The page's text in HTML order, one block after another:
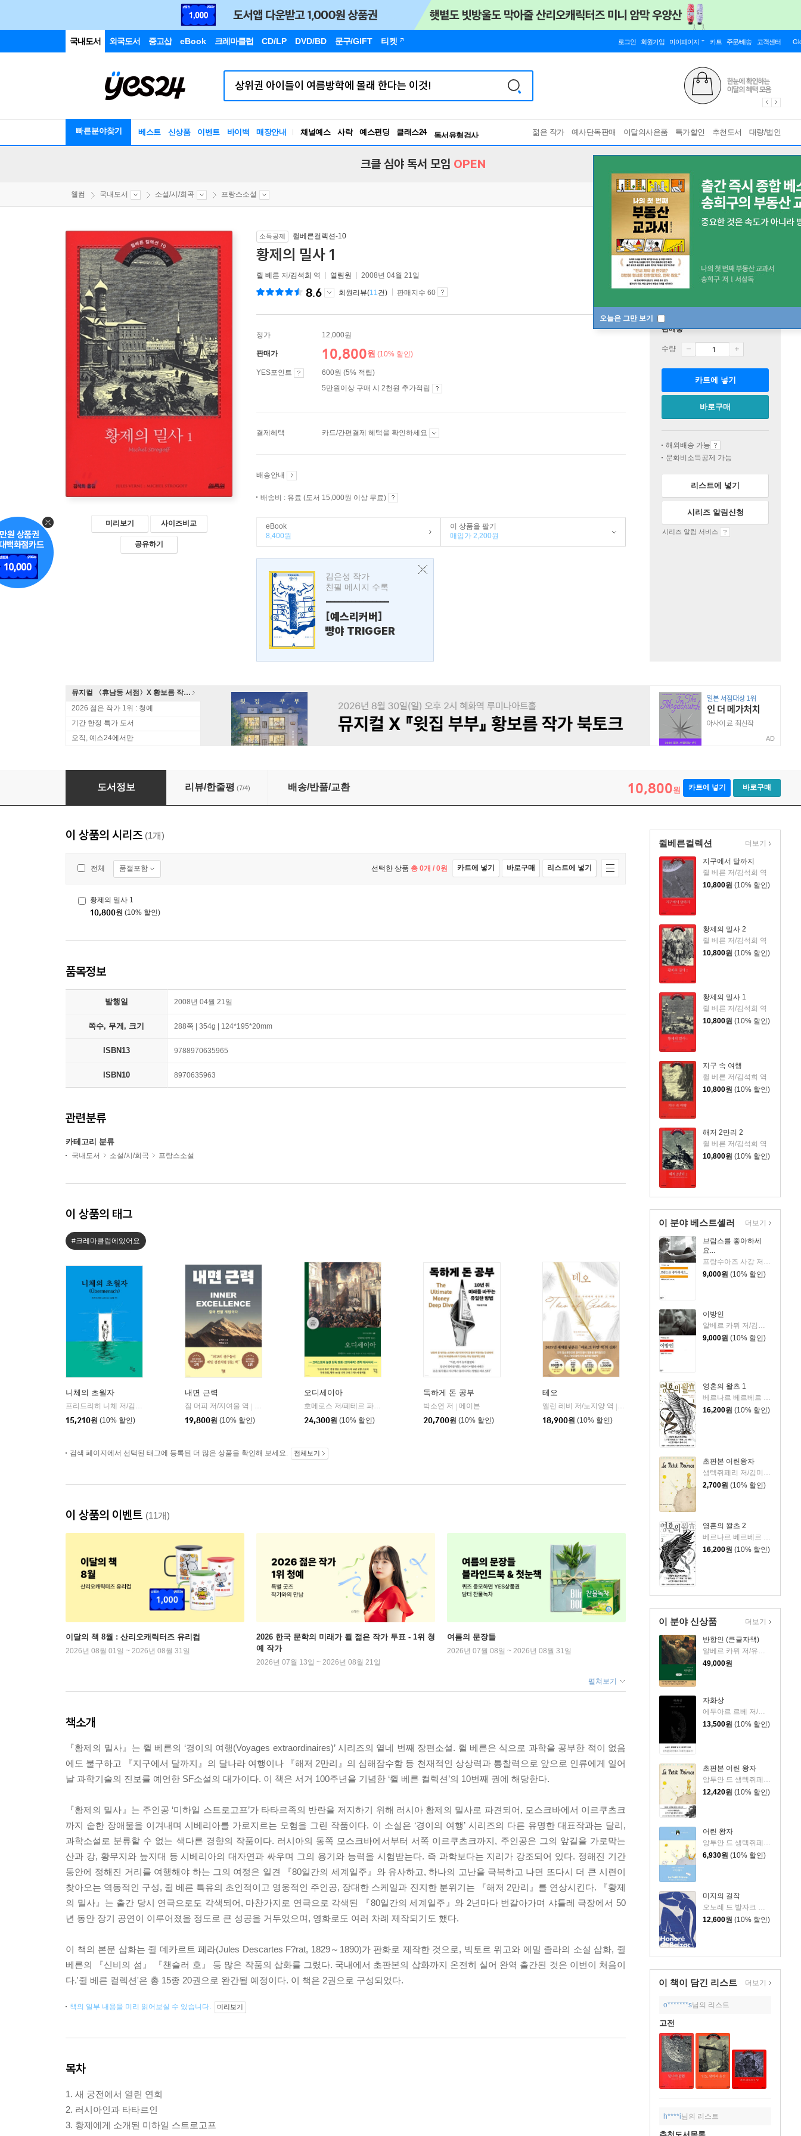
국내도서 외국도서 중고샵 eBook 크레마클럽 CD/LP DVD/BD 문구/GIFT 티켓 로그인 회원가입 마이페이지 카트 주문/배송 고객센터
빠른분야찾기 베스트 신상품 이벤트 바이백 매장안내 채널예스 사락 예스펀딩 클래스24
독서유형검사
RBTI Lab
젊은 작가 예사단독판매 이달의사은품 특가할인 추천도서 대량/법인
오늘은 그만 보기
크클 심야 독서 모임 OPEN
웰컴 국내도서 소설/시/희곡 프랑스소설
미리보기 사이즈비교
공유하기
소득공제 쥘베른컬렉션-10
황제의 밀사 1
쥘 베른 저/김석희 역 열림원 2008년 04월 21일
8.6 회원리뷰(11건) 판매지수 60
정가 12,000원
판매가 10,800원 (10% 할인)
YES포인트
600원 (5% 적립)
5만원이상 구매 시 2천원 추가적립
결제혜택 카드/간편결제 혜택을 확인하세요
배송안내
배송비 : 유료 (도서 15,000원 이상 무료)
eBook
8,400원
이 상품을 팔기
매입가 2,200원
김은성 작가
친필 메시지 수록
---------------
[예스리커버]
빵야 TRIGGER
판매중
수량
카트에 넣기
바로구매
해외배송 가능
문화비소득공제 가능
리스트에 넣기
시리즈 알림신청
시리즈 알림 서비스
뮤지컬 〈휴남동 서점〉X 황보름 작가 북토크
2026 젊은 작가 1위 : 청예
기간 한정 특가 도서
오직, 예스24에서만
AD
황제의 밀사 1
도서정보 리뷰/한줄평 (7/4) 배송/반품/교환 10,800원 카트에 넣기 바로구매
쥘베른컬렉션
지구에서 달까지
쥘 베른 저/김석희 역
10,800원 (10% 할인)
황제의 밀사 2
쥘 베른 저/김석희 역
10,800원 (10% 할인)
황제의 밀사 1
쥘 베른 저/김석희 역
10,800원 (10% 할인)
지구 속 여행
쥘 베른 저/김석희 역
10,800원 (10% 할인)
해저 2만리 2
쥘 베른 저/김석희 역
10,800원 (10% 할인)
더보기
이 분야 베스트셀러
브람스를 좋아하세
요...
프랑수아즈 사강 저/김남주 역
9,000원 (10% 할인)
이방인
알베르 카뮈 저/김화영 역
9,000원 (10% 할인)
영혼의 왈츠 1
베르나르 베르베르 저/전미연 역
16,200원 (10% 할인)
초판본 어린왕자
생텍쥐페리 저/김미정 역
2,700원 (10% 할인)
영혼의 왈츠 2
16,200원 (10% 할인)
더보기
이 분야 신상품
반항인 (큰글자책)
알베르 카뮈 저/유기환 역
49,000원
자화상
13,500원 (10% 할인)
초판본 어린 왕자
앙투안 드 생텍쥐페리 저/김미정 역
12,420원 (10% 할인)
어린 왕자
앙투안 드 생텍쥐페리 저/김미정 역
6,930원 (10% 할인)
미지의 걸작
12,600원 (10% 할인)
더보기
이 책이 담긴 리스트 더보기
o*******s님의 리스트
고전
h****i님의 리스트
이 상품의 시리즈 (1개)
전체 품절포함 선택한 상품 총 0개 / 0원 카트에 넣기 바로구매 리스트에 넣기
황제의 밀사 1
10,800원 (10% 할인)
품목정보
발행일 2008년 04월 21일
쪽수, 무게, 크기 288쪽 | 354g | 124*195*20mm
ISBN13 9788970635965
ISBN10 8970635963
관련분류
카테고리 분류
국내도서 소설/시/희곡 프랑스소설
이 상품의 태그
#크레마클럽에있어요
니체의 초월자
프리드리히 니체 저/김철 편역
15,210원 (10% 할인)
내면 근력
짐 머피 저/지여울 역
윌북(willbook)
19,800원 (10% 할인)
오디세이아
호메로스 저/페테르 파울 루벤스 그림/박문재 역
현대지성
24,300원 (10% 할인)
독하게 돈 공부
박소연 저
메이븐
20,700원 (10% 할인)
테오
앨런 레비 저/노지양 역
오팬하우스
18,900원 (10% 할인)
검색 페이지에서 선택된 태그에 등록된 더 많은 상품을 확인해 보세요. 전체보기
이 상품의 이벤트 (11개)
이달의 책 8월 : 산리오캐릭터즈 유리컵
2026년 08월 01일 ~ 2026년 08월 31일
2026 한국 문학의 미래가 될 젊은 작가 투표 - 1위 청
예 작가
2026년 07월 13일 ~ 2026년 08월 21일
여름의 문장들
2026년 07월 08일 ~ 2026년 08월 31일
펼쳐보기
책소개
『황제의 밀사』는 쥘 베른의 ‘경이의 여행(Voyages extraordinaires)’ 시리즈의 열네 번째 장편소설. 쥘 베른은 식으로 과학을 공부한 적이 없음
에도 불구하고 『지구에서 달까지』의 달나라 여행이나 『해저 2만리』의 심해잠수함 등 천재적인 상상력과 통찰력으로 앞으로 인류에게 일어
날 과학기술의 진보를 예언한 SF소설의 대가이다. 이 책은 서거 100주년을 기념한 ‘쥘 베른 컬렉션’의 10번째 권에 해당한다.
『황제의 밀사』는 주인공 ‘미하일 스트로고프’가 타타르족의 반란을 저지하기 위해 러시아 황제의 밀사로 파견되어, 모스크바에서 이르쿠츠크
까지 숱한 장애물을 이겨내며 시베리아를 가로지르는 모험을 그린 작품이다. 이 소설은 ‘경이의 여행’ 시리즈의 다른 유명한 대표작과는 달리,
과학소설로 분류할 수 없는 색다른 경향의 작품이다. 러시아의 동쪽 모스크바에서부터 서쪽 이르쿠츠크까지, 주인공은 그의 앞길을 가로막는
산과 강, 황무지와 늪지대 등 시베리아의 대자연과 싸우며 그의 용기와 능력을 시험받는다. 즉 과학보다는 지리가 강조되어 있다. 정해진 기간
동안에 정해진 거리를 여행해야 하는 그의 여정은 일견 『80일간의 세계일주』와 유사하고, 하나의 고난을 극복하고 나면 또다시 더 큰 시련이
찾아오는 역동적인 구성, 쥘 베른 특유의 초인적이고 영웅적인 주인공, 장대한 스케일과 진지한 분위기는 『해저 2만리』를 연상시킨다. 『황제
의 밀사』는 출간 당시 연극으로도 각색되어, 마찬가지로 연극으로 각색된 『80일간의 세계일주』와 2년마다 번갈아가며 샤틀레 극장에서 50
년 동안 장기 공연이 이루어졌을 정도로 큰 성공을 거두었으며, 영화로도 여러 차례 제작되기도 했다.
이 책의 본문 삽화는 쥘 데카르트 페라(Jules Descartes F?rat, 1829～1890)가 판화로 제작한 것으로, 빅토르 위고와 에밀 졸라의 소설 삽화, 쥘
베른의 『신비의 섬』 『챈슬러 호』 등 많은 작품의 삽화를 그렸다. 국내에서 초판본의 삽화까지 온전히 실어 완역 출간된 것은 이번이 처음이
다.'쥘 베른 컬렉션'은 총 15종 20권으로 완간될 예정이다. 이 책은 2권으로 구성되었다.
책의 일부 내용을 미리 읽어보실 수 있습니다. 미리보기
목차
1. 새 궁전에서 열린 연회
2. 러시아인과 타타르인
3. 황제에게 소개된 미하일 스트로고프